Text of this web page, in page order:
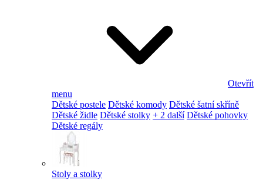
Otevřít
menu
Dětské postele Dětské komody Dětské šatní skříně
Dětské židle Dětské stolky + 2 další Dětské pohovky
Dětské regály
Stoly a stolky